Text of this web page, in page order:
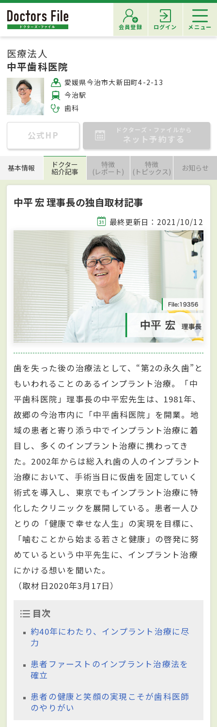
会員登録 ログイン メニュー
医療法人
中平歯科医院
愛媛県今治市大新田町4-2-13
今治駅
歯科
公式HP ドクターズ・ファイルから
ネット予約する
基本情報 ドクター
紹介記事
特徴
(レポート)
特徴
(トピックス) お知らせ
中平 宏 理事長の独自取材記事
最終更新日：2021/10/12
歯を失った後の治療法として、“第2の永久歯”と
もいわれることのあるインプラント治療。「中
平歯科医院」理事長の中平宏先生は、1981年、
故郷の今治市内に「中平歯科医院」を開業。地
域の患者と寄り添う中でインプラント治療に着
目し、多くのインプラント治療に携わってき
た。2002年からは総入れ歯の人のインプラント
治療において、手術当日に仮歯を固定していく
術式を導入し、東京でもインプラント治療に特
化したクリニックを展開している。患者一人ひ
とりの「健康で幸せな人生」の実現を目標に、
「噛むことから始まる若さと健康」の啓発に努
めているという中平先生に、インプラント治療
にかける想いを聞いた。
（取材日2020年3月17日）
目次
約40年にわたり、インプラント治療に尽
力
患者ファーストのインプラント治療法を
確立
患者の健康と笑顔の実現こそが歯科医師
のやりがい